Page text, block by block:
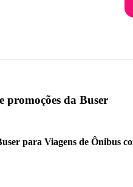
promoções da Buser
para Viagens de Ônibus